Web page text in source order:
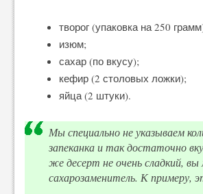
творог (упаковка на 250
изюм;
сахар (по вкусу);
кефир (2 столовых ложки);
яйца (2 штуки).
Мы специально не указываем
запеканка и так достаточно
же десерт не очень сладкий,
сахарозаменитель. К